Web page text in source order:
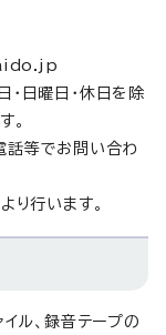
日曜日・休日を除
。
話等でお問い合わ
り行います。
イル、録音テープの